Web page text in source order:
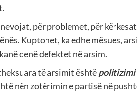
për problemet, për
Kuptohet, ka edhe mësues,
qenë defektet në arsim.
të arsimit ështëpolitizimi
nën zotërimin e partisë në